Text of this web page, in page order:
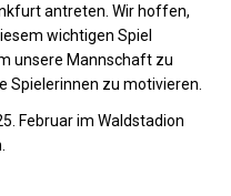
antreten. Wir hoffen,
wichtigen Spiel
unsere Mannschaft zu
Spielerinnen zu motivieren.
Februar im Waldstadion